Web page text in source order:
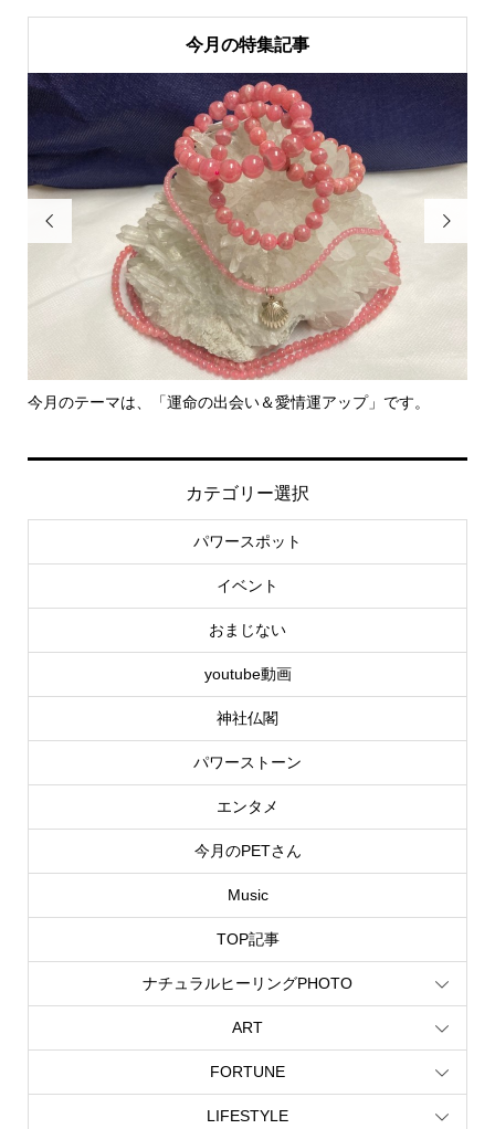
今月の特集記事

今月のテーマは、「運命の出会い＆愛情運アップ」です。

カテゴリー選択
パワースポット
イベント
おまじない
youtube動画
神社仏閣
パワーストーン
エンタメ
今月のPETさん
Music
TOP記事
ナチュラルヒーリングPHOTO
ART
FORTUNE
LIFESTYLE